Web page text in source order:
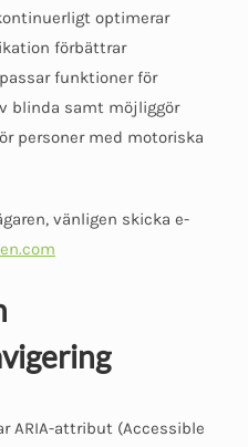
optimerar
förbättrar
funktioner för
blinda samt möjliggör
personer med motoriska
vänligen skicka e-
ARIA-attribut (Accessible